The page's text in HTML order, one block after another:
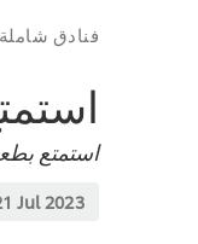
فنادق
استمتع
Jul 2023